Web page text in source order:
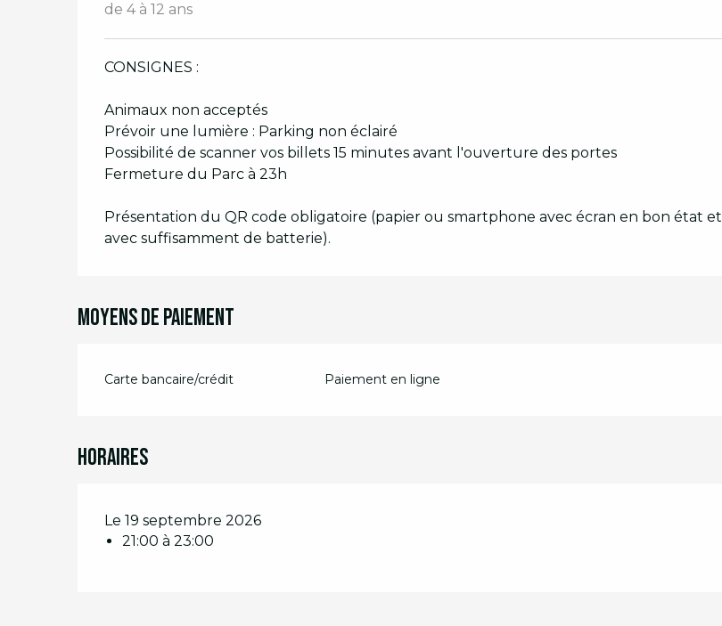
de 4 à 12 ans
CONSIGNES :
Animaux non acceptés
Prévoir une lumière : Parking non éclairé
Possibilité de scanner vos billets 15 minutes avant l'ouverture des portes
Fermeture du Parc à 23h
Présentation du QR code obligatoire (papier ou smartphone avec écran en bon état et
avec suffisamment de batterie).
Moyens de paiement
Carte bancaire/crédit Paiement en ligne
Horaires
Le 19 septembre 2026
21:00 à 23:00